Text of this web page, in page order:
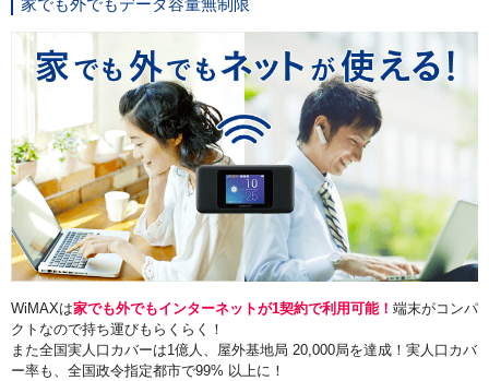
WiMAXは家でも外でもインターネットが1契約で利用可能！ 端末がコンパ
クトなので持ち運びもらくらく！
また全国実人口カバーは1億人、屋外基地局 20,000局を達成！実人口カバ
ー率も、全国政令指定都市で99% 以上に！